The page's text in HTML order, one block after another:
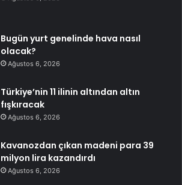
Bugün yurt genelinde hava nasıl
olacak?
Ağustos 6, 2026
Türkiye’nin 11 ilinin altından altın
fışkıracak
Ağustos 6, 2026
Kavanozdan çıkan madeni para 39
milyon lira kazandırdı
Ağustos 6, 2026